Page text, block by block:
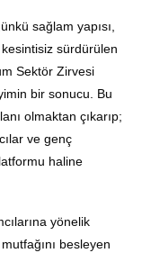
sağlam yapısı,
sürdürülen
Sektör Zirvesi
bir sonucu. Bu
olmaktan çıkarıp;
ve genç
haline
yönelik
besleyen